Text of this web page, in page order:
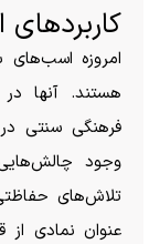
امروزه اسب‌های
هستند. آنها
فرهنگی سنتی در
وجود
تلاش‌های
عنوان نمادی